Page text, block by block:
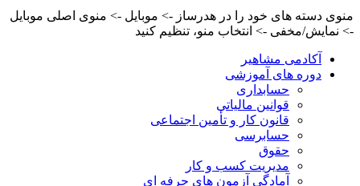
منوی دسته های خود را در هدرساز -> موبایل -> منوی اصلی موبایل
-> نمایش/مخفی -> انتخاب منو، تنظیم کنید
آکادمی مشاهیر
دوره های آموزشی
حسابداری
قوانین مالیاتی
قانون کار و تأمین اجتماعی
حسابرسی
حقوق
مدیریت کسب و کار
آمادگی آزمون های حرفه ای